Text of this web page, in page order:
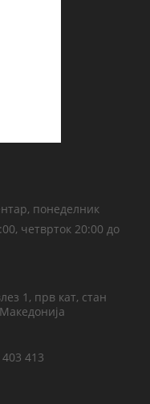
понеделник
четврток 20:00 до
1, прв кат, стан
413